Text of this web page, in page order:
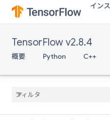
イン
TensorFlow v2.8.4
概要 Python C++
Send
SendTPUEmbeddingGradients
SetSize
Shape
ShardDataset